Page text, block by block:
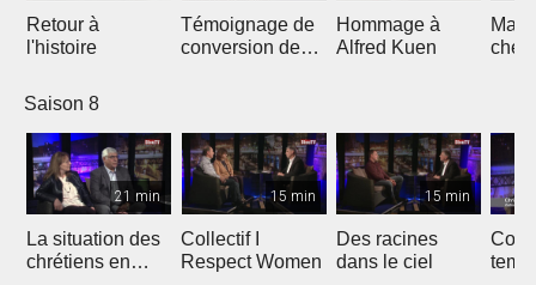
Retour à
l'histoire
Témoignage de
conversion de
Hommage à
Alfred Kuen
Saison 8
21 min
La situation des
chrétiens en
15 min
Collectif I
Respect Women
15 min
Des racines
dans le ciel